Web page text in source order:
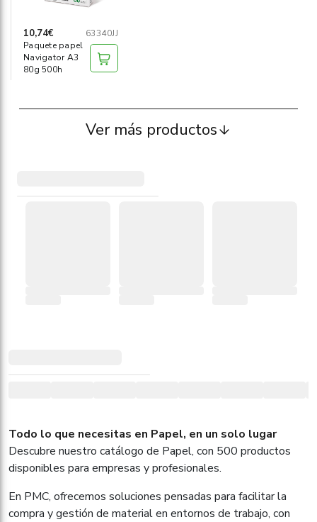
10,74€
63340JJ
Paquete papel
Navigator A3
80g 500h
Ver más productos
Todo lo que necesitas en Papel, en un solo lugar
Descubre nuestro catálogo de Papel, con 500 productos
disponibles para empresas y profesionales.
En PMC, ofrecemos soluciones pensadas para facilitar la
compra y gestión de material en entornos de trabajo, con